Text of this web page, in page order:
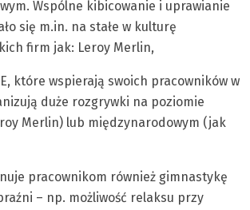
Wspólne kibicowanie i uprawianie
się m.in. na stałe w kulturę
firm jak: Leroy Merlin,
które wspierają swoich pracowników w
duże rozgrywki na poziomie
Merlin) lub międzynarodowym (jak
pracownikom również gimnastykę
– np. możliwość relaksu przy